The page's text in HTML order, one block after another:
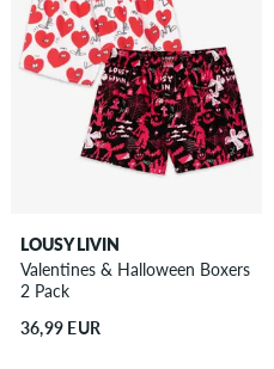
LOUSY LIVIN
Valentines & Halloween Boxers
2 Pack
36,99 EUR